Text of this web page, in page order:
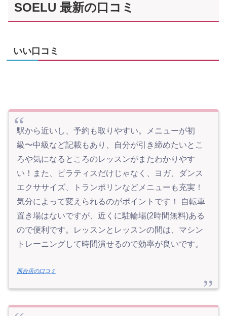
SOELU 最新の口コミ
いい口コミ
駅から近いし、予約も取りやすい。メニューが初
級〜中級など記載もあり、自分が引き締めたいとこ
ろや気になるところのレッスンがまたわかりやす
い！また、ピラティスだけじゃなく、ヨガ、ダンス
エクササイズ、トランポリンなどメニューも充実！
気分によって変えられるのがポイントです！ 自転車
置き場はないですが、近くに駐輪場(2時間無料)ある
ので便利です。レッスンとレッスンの間は、マシン
トレーニングして時間潰せるので効率が良いです。
西台店の口コミ